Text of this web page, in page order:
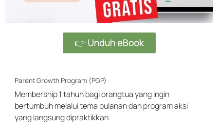
👉 Unduh eBook
Parent Growth Program (PGP)
Membership 1 tahun bagi orangtua yang ingin
bertumbuh melalui tema bulanan dan program aksi
yang langsung dipraktikkan.